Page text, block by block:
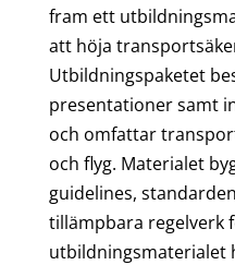
fram ett
att höja
Utbildningspaketet
presentationer samt
och omfattar
och flyg. Materialet
guidelines,
tillämpbara regelverk
utbildningsmaterialet